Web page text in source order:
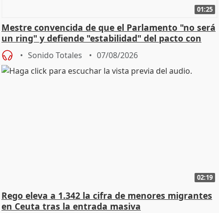
01:25
Mestre convencida de que el Parlamento "no será
un ring" y defiende "estabilidad" del pacto con
Vox
Sonido Totales 07/08/2026
02:19
Rego eleva a 1.342 la cifra de menores migrantes
en Ceuta tras la entrada masiva